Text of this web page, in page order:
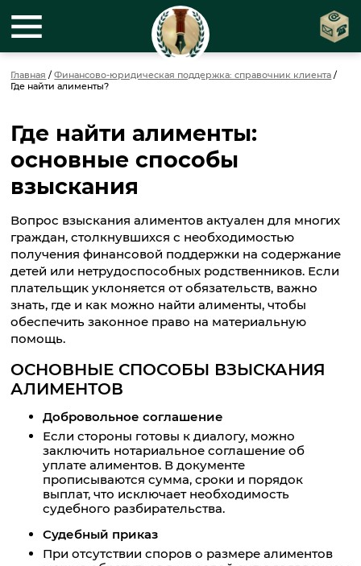
Главная /Финансово-юридическая поддержка: справочник клиента /
Где найти алименты?
Где найти алименты:
основные способы
взыскания
Вопрос взыскания алиментов актуален для многих
граждан, столкнувшихся с необходимостью
получения финансовой поддержки на содержание
детей или нетрудоспособных родственников. Если
плательщик уклоняется от обязательств, важно
знать, где и как можно найти алименты, чтобы
обеспечить законное право на материальную
помощь.
ОСНОВНЫЕ СПОСОБЫ ВЗЫСКАНИЯ
АЛИМЕНТОВ
Добровольное соглашение
Если стороны готовы к диалогу, можно
заключить нотариальное соглашение об
уплате алиментов. В документе
прописываются сумма, сроки и порядок
выплат, что исключает необходимость
судебного разбирательства.
Судебный приказ
При отсутствии споров о размере алиментов